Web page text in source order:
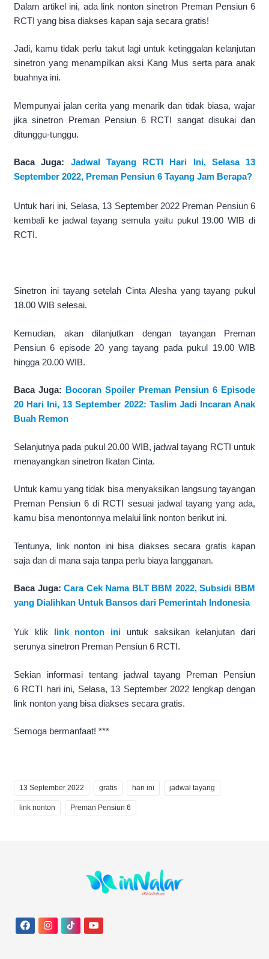
Dalam artikel ini, ada link nonton sinetron Preman Pensiun 6
RCTI yang bisa diakses kapan saja secara gratis!
Jadi, kamu tidak perlu takut lagi untuk ketinggalan kelanjutan
sinetron yang menampilkan aksi Kang Mus serta para anak
buahnya ini.
Mempunyai jalan cerita yang menarik dan tidak biasa, wajar
jika sinetron Preman Pensiun 6 RCTI sangat disukai dan
ditunggu-tunggu.
Baca Juga: Jadwal Tayang RCTI Hari Ini, Selasa 13
September 2022, Preman Pensiun 6 Tayang Jam Berapa?
Untuk hari ini, Selasa, 13 September 2022 Preman Pensiun 6
kembali ke jadwal tayang semula yaitu pukul 19.00 WIB di
RCTI.
Sinetron ini tayang setelah Cinta Alesha yang tayang pukul
18.00 WIB selesai.
Kemudian, akan dilanjutkan dengan tayangan Preman
Pensiun 6 episode 20 yang tayang pada pukul 19.00 WIB
hingga 20.00 WIB.
Baca Juga: Bocoran Spoiler Preman Pensiun 6 Episode
20 Hari Ini, 13 September 2022: Taslim Jadi Incaran Anak
Buah Remon
Selanjutnya pada pukul 20.00 WIB, jadwal tayang RCTI untuk
menayangkan sinetron Ikatan Cinta.
Untuk kamu yang tidak bisa menyaksikan langsung tayangan
Preman Pensiun 6 di RCTI sesuai jadwal tayang yang ada,
kamu bisa menontonnya melalui link nonton berikut ini.
Tentunya, link nonton ini bisa diakses secara gratis kapan
saja dan di mana saja tanpa perlu biaya langganan.
Baca Juga:Cara Cek Nama BLT BBM 2022, Subsidi BBM
yang Dialihkan Untuk Bansos dari Pemerintah Indonesia
Yuk klik link nonton ini untuk saksikan kelanjutan dari
serunya sinetron Preman Pensiun 6 RCTI.
Sekian informasi tentang jadwal tayang Preman Pensiun
6 RCTI hari ini, Selasa, 13 September 2022 lengkap dengan
link nonton yang bisa diakses secara gratis.
Semoga bermanfaat! ***
13 September 2022 gratis hari ini jadwal tayang
link nonton Preman Pensiun 6